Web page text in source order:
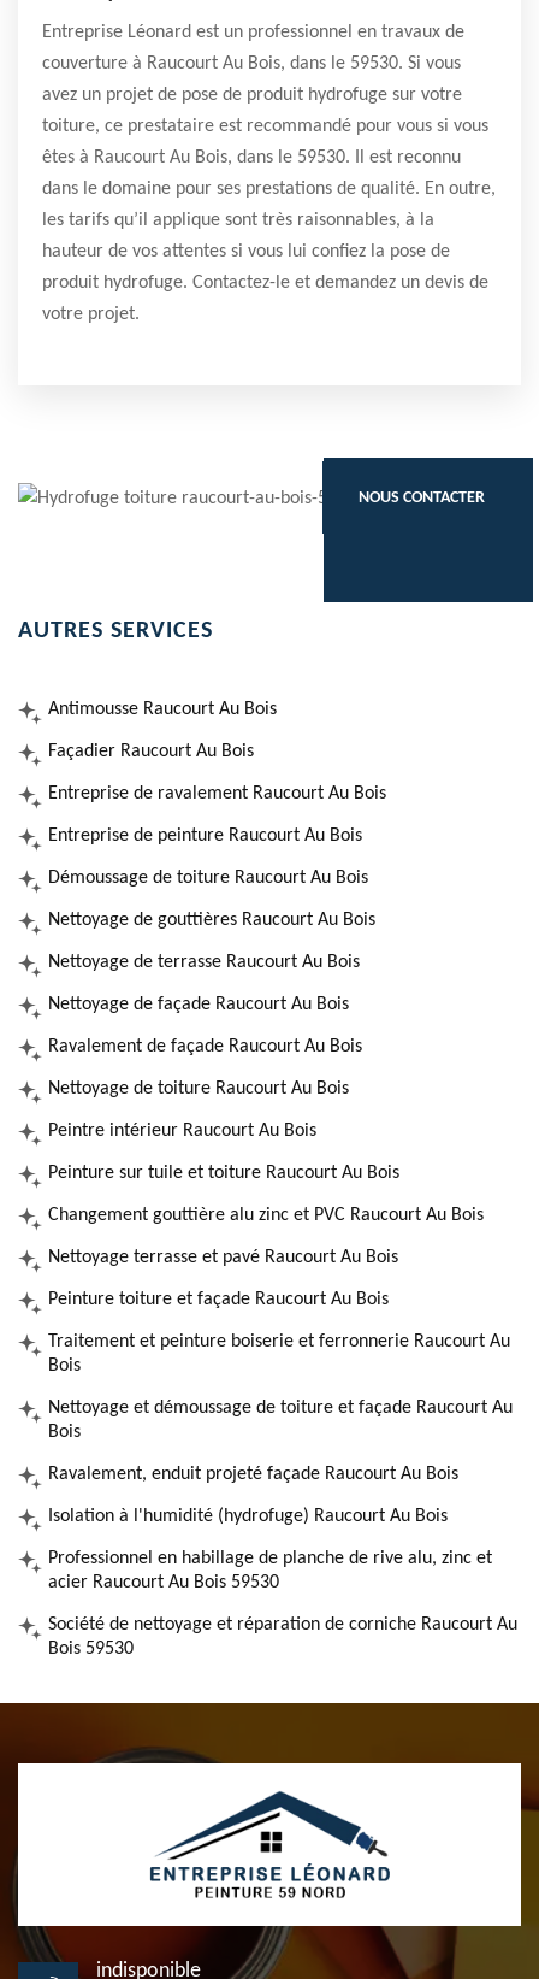
Entreprise Léonard est un professionnel en travaux de
couverture à Raucourt Au Bois, dans le 59530. Si vous
avez un projet de pose de produit hydrofuge sur votre
toiture, ce prestataire est recommandé pour vous si vous
êtes à Raucourt Au Bois, dans le 59530. Il est reconnu
dans le domaine pour ses prestations de qualité. En outre,
les tarifs qu’il applique sont très raisonnables, à la
hauteur de vos attentes si vous lui confiez la pose de
produit hydrofuge. Contactez-le et demandez un devis de
votre projet.
NOUS CONTACTER
AUTRES SERVICES
Antimousse Raucourt Au Bois
Façadier Raucourt Au Bois
Entreprise de ravalement Raucourt Au Bois
Entreprise de peinture Raucourt Au Bois
Démoussage de toiture Raucourt Au Bois
Nettoyage de gouttières Raucourt Au Bois
Nettoyage de terrasse Raucourt Au Bois
Nettoyage de façade Raucourt Au Bois
Ravalement de façade Raucourt Au Bois
Nettoyage de toiture Raucourt Au Bois
Peintre intérieur Raucourt Au Bois
Peinture sur tuile et toiture Raucourt Au Bois
Changement gouttière alu zinc et PVC Raucourt Au Bois
Nettoyage terrasse et pavé Raucourt Au Bois
Peinture toiture et façade Raucourt Au Bois
Traitement et peinture boiserie et ferronnerie Raucourt Au
Bois
Nettoyage et démoussage de toiture et façade Raucourt Au
Bois
Ravalement, enduit projeté façade Raucourt Au Bois
Isolation à l'humidité (hydrofuge) Raucourt Au Bois
Professionnel en habillage de planche de rive alu, zinc et
acier Raucourt Au Bois 59530
Société de nettoyage et réparation de corniche Raucourt Au
Bois 59530
indisponible